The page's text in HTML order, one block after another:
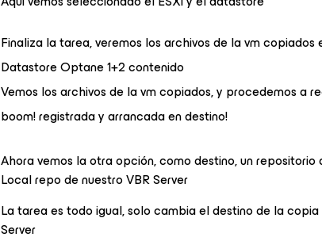
Finaliza la tarea, veremos los archivos de la vm copiados
Datastore Optane 1+2 contenido
Vemos los archivos de la vm copiados, y procedemos a
boom! registrada y arrancada en destino!
Ahora vemos la otra opción, como destino, un repositorio
Local repo de nuestro VBR Server
La tarea es todo igual, solo cambia el destino de la
Server